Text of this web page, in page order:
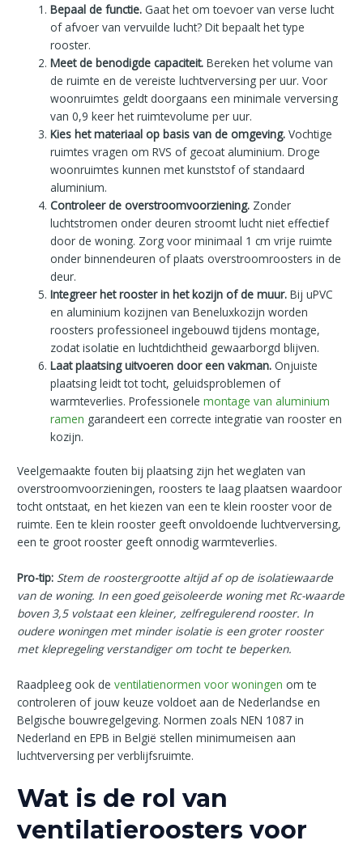
Bepaal de functie. Gaat het om toevoer van verse lucht
of afvoer van vervuilde lucht? Dit bepaalt het type
rooster.
Meet de benodigde capaciteit. Bereken het volume van
de ruimte en de vereiste luchtverversing per uur. Voor
woonruimtes geldt doorgaans een minimale verversing
van 0,9 keer het ruimtevolume per uur.
Kies het materiaal op basis van de omgeving. Vochtige
ruimtes vragen om RVS of gecoat aluminium. Droge
woonruimtes kunnen met kunststof of standaard
aluminium.
Controleer de overstroomvoorziening. Zonder
luchtstromen onder deuren stroomt lucht niet effectief
door de woning. Zorg voor minimaal 1 cm vrije ruimte
onder binnendeuren of plaats overstroomroosters in de
deur.
Integreer het rooster in het kozijn of de muur. Bij uPVC
en aluminium kozijnen van Beneluxkozijn worden
roosters professioneel ingebouwd tijdens montage,
zodat isolatie en luchtdichtheid gewaarborgd blijven.
Laat plaatsing uitvoeren door een vakman. Onjuiste
plaatsing leidt tot tocht, geluidsproblemen of
warmteverlies. Professionelemontage van aluminium
ramen garandeert een correcte integratie van rooster en
kozijn.
Veelgemaakte fouten bij plaatsing zijn het weglaten van
overstroomvoorzieningen, roosters te laag plaatsen waardoor
tocht ontstaat, en het kiezen van een te klein rooster voor de
ruimte. Een te klein rooster geeft onvoldoende luchtverversing,
een te groot rooster geeft onnodig warmteverlies.
Pro-tip: Stem de roostergrootte altijd af op de isolatiewaarde
van de woning. In een goed geïsoleerde woning met Rc-waarde
boven 3,5 volstaat een kleiner, zelfregulerend rooster. In
oudere woningen met minder isolatie is een groter rooster
met klepregeling verstandiger om tocht te beperken.
Raadpleeg ook deventilatienormen voor woningen om te
controleren of jouw keuze voldoet aan de Nederlandse en
Belgische bouwregelgeving. Normen zoals NEN 1087 in
Nederland en EPB in België stellen minimumeisen aan
luchtverversing per verblijfsruimte.
Wat is de rol van
ventilatieroosters voor